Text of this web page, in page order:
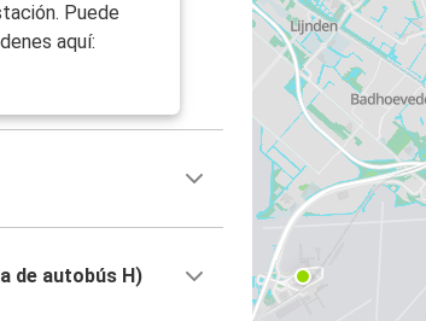
Puede
aquí:
de autobús H)